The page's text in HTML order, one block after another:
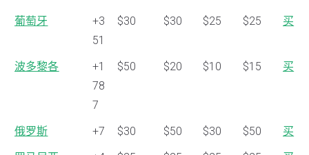
葡萄牙
+3
51
$30 $30 $25 $25 买
波多黎各
+1
78
7
$50 $20 $10 $15 买
俄罗斯 +7 $30 $50 $30 $50
买